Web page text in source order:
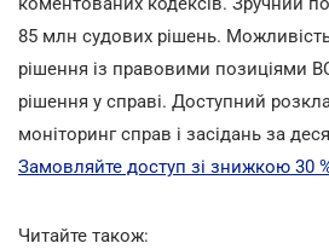
85 млн судових рішень.
рішення із правовими позиціями
рішення у справі. Доступний
моніторинг справ і засідань за
Замовляйте доступ зі знижкою 30
Читайте також: